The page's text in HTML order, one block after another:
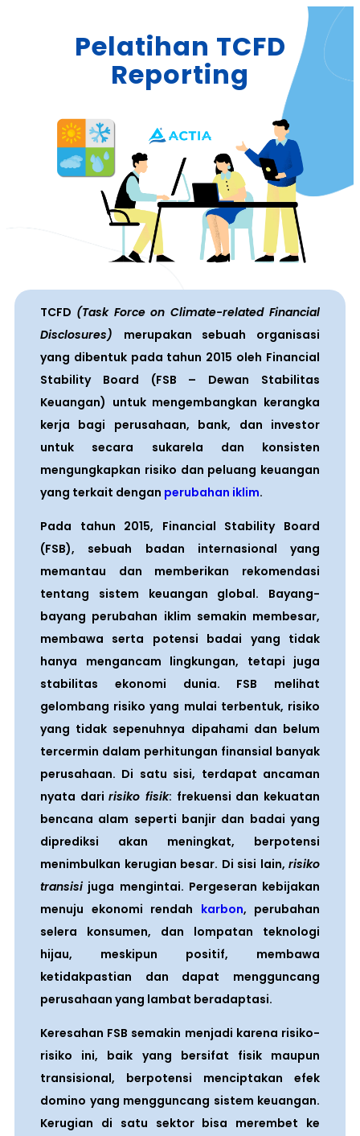
Pelatihan TCFD
Reporting
TCFD (Task Force on Climate-related Financial
Disclosures) merupakan sebuah organisasi
yang dibentuk pada tahun 2015 oleh Financial
Stability Board (FSB – Dewan Stabilitas
Keuangan) untuk mengembangkan kerangka
kerja bagi perusahaan, bank, dan investor
untuk secara sukarela dan konsisten
mengungkapkan risiko dan peluang keuangan
yang terkait dengan perubahan iklim.
Pada tahun 2015, Financial Stability Board
(FSB), sebuah badan internasional yang
memantau dan memberikan rekomendasi
tentang sistem keuangan global. Bayang-
bayang perubahan iklim semakin membesar,
membawa serta potensi badai yang tidak
hanya mengancam lingkungan, tetapi juga
stabilitas ekonomi dunia. FSB melihat
gelombang risiko yang mulai terbentuk, risiko
yang tidak sepenuhnya dipahami dan belum
tercermin dalam perhitungan finansial banyak
perusahaan. Di satu sisi, terdapat ancaman
nyata daririsiko fisik: frekuensi dan kekuatan
bencana alam seperti banjir dan badai yang
diprediksi akan meningkat, berpotensi
menimbulkan kerugian besar. Di sisi lain, risiko
transisijuga mengintai. Pergeseran kebijakan
menuju ekonomi rendah karbon, perubahan
selera konsumen, dan lompatan teknologi
hijau, meskipun positif, membawa
ketidakpastian dan dapat mengguncang
perusahaan yang lambat beradaptasi.
Keresahan FSB semakin menjadi karena risiko-
risiko ini, baik yang bersifat fisik maupun
transisional, berpotensi menciptakan efek
domino yang mengguncang sistem keuangan.
Kerugian di satu sektor bisa merembet ke